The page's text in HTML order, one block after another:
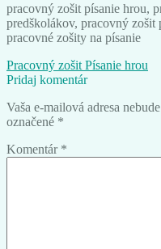
pracovný zošit písanie hrou,
predškolákov, pracovný zošit
pracovné zošity na písanie
Navigácia
v
článku
Predchádzajúci
článok:
Pracovný zošit Písanie hrou
Pridaj komentár
Vaša e-mailová adresa
označené *
Komentár *